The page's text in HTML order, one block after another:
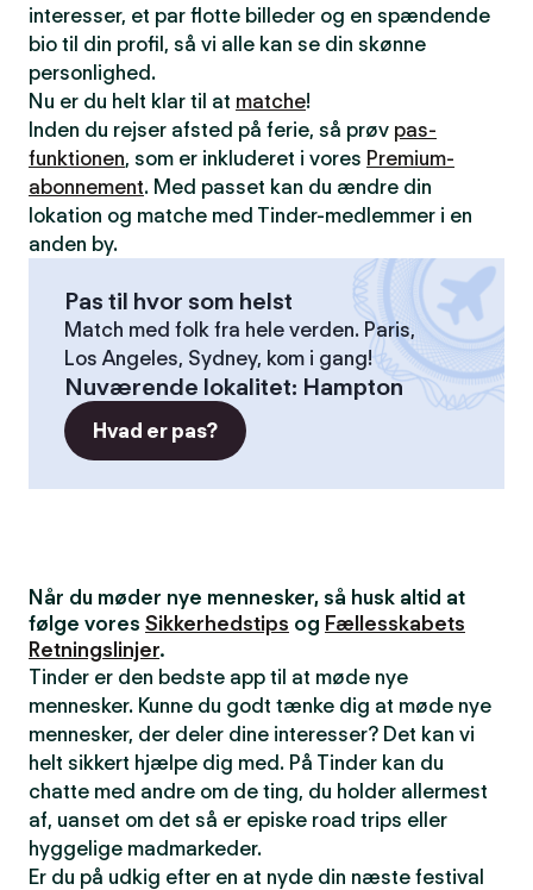
interesser, et par flotte billeder og en spændende
bio til din profil, så vi alle kan se din skønne
personlighed.
Nu er du helt klar til at matche!
Inden du rejser afsted på ferie, så prøv pas-
funktionen, som er inkluderet i vores Premium-
abonnement. Med passet kan du ændre din
lokation og matche med Tinder-medlemmer i en
anden by.
Pas til hvor som helst
Match med folk fra hele verden. Paris,
Los Angeles, Sydney, kom i gang!
Nuværende lokalitet: Hampton
Hvad er pas?
Når du møder nye mennesker, så husk altid at
følge vores Sikkerhedstips og Fællesskabets
Retningslinjer.
Tinder er den bedste app til at møde nye
mennesker. Kunne du godt tænke dig at møde nye
mennesker, der deler dine interesser? Det kan vi
helt sikkert hjælpe dig med. På Tinder kan du
chatte med andre om de ting, du holder allermest
af, uanset om det så er episke road trips eller
hyggelige madmarkeder.
Er du på udkig efter en at nyde din næste festival